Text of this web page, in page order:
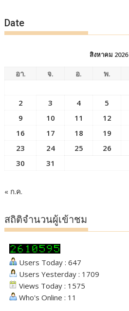
Date
สิงหาคม 2026
อา. จ. อ. พ.
2
3 4 5
9
10 11 12
16
17 18 19
23
24 25 26
30
31
« ก.ค.
สถิติจำนวนผู้เข้าชม
Users Today : 647
Users Yesterday : 1709
Views Today : 1575
Who's Online : 11